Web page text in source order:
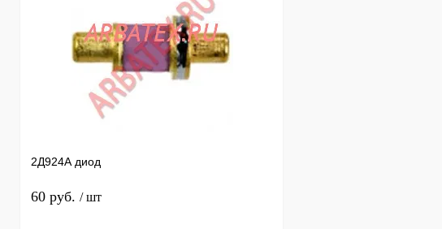
2Д924А диод
60 руб. / шт